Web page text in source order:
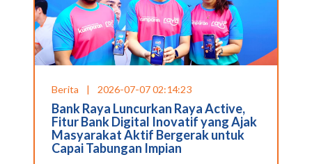
Berita | 2026-07-07 02:14:23
Bank Raya Luncurkan Raya Active,
Fitur Bank Digital Inovatif yang Ajak
Masyarakat Aktif Bergerak untuk
Capai Tabungan Impian